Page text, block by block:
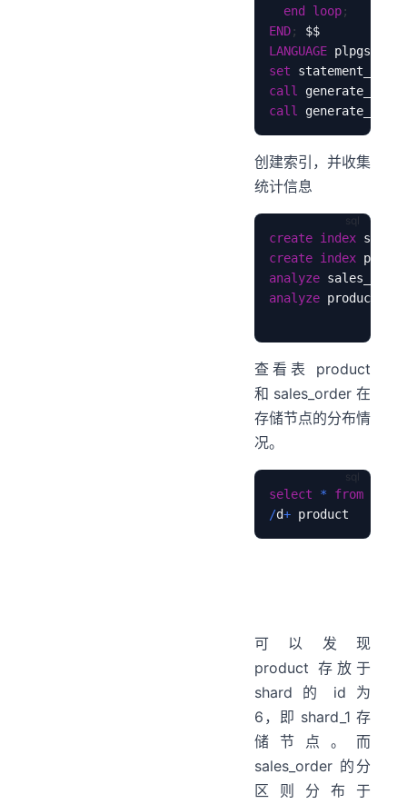
end
loop;
END;
LANGUAGE plpgsql
set
call
call
创建索引，并收集
统计信息
create index
create index
analyze sales_order
analyze product
查看表 product
和 sales_order 在
存储节点的分布情
况。
select * from
/d+
可以发现
product 存放于
shard 的 id 为
6，即 shard_1 存
储节点。而
sales_order 的分
区则分布于